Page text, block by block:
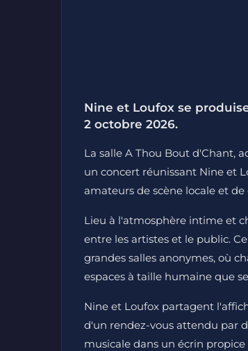
Nine et Loufox se
2 octobre 2026.
La salle A Thou Bout d'Chant,
un concert réunissant Nine et
amateurs de scène locale et
Lieu à l'atmosphère intime et
entre les artistes et le public.
grandes salles anonymes, où
espaces à taille humaine que
Nine et Loufox partagent
d'un rendez-vous attendu par
musicale dans un écrin